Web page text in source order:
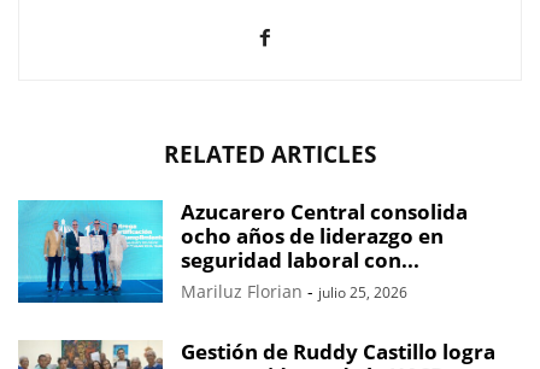
RELATED ARTICLES
Azucarero Central consolida
ocho años de liderazgo en
seguridad laboral con...
Mariluz Florian - julio 25, 2026
Gestión de Ruddy Castillo logra